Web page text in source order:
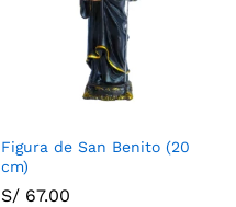
Figura de San Benito (20
cm)
S/ 67.00